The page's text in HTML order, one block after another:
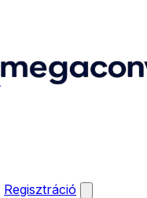
Regisztráció